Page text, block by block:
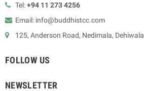
Tel:+94 11 273 4256
Email: info@buddhistcc.com
125, Anderson Road, Nedimala,
FOLLOW US
NEWSLETTER